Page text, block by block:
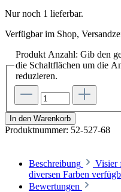
Nur noch 1 lieferbar.
Verfügbar im Shop,
Produkt Anzahl: Gib den
die Schaltflächen um die
reduzieren.
In den Warenkorb
Produktnummer: 52-527-68
Beschreibung
Visier
diversen Farben
Bewertungen